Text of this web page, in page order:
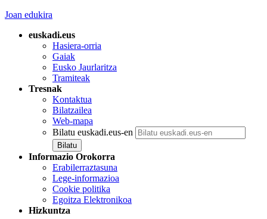
Joan edukira
euskadi.eus
Hasiera-orria
Gaiak
Eusko Jaurlaritza
Tramiteak
Tresnak
Kontaktua
Bilatzailea
Web-mapa
Bilatu euskadi.eus-en
Informazio Orokorra
Erabilerraztasuna
Lege-informazioa
Cookie politika
Egoitza Elektronikoa
Hizkuntza